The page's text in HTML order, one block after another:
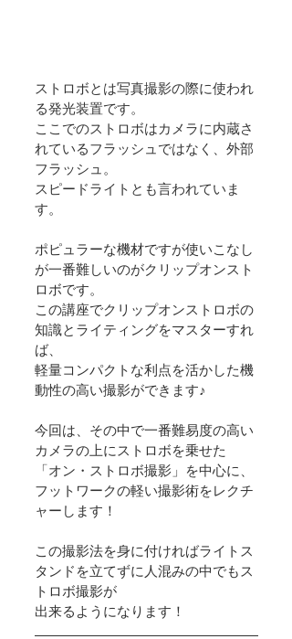
ストロボとは写真撮影の際に使われ
る発光装置です。
ここでのストロボはカメラに内蔵さ
れているフラッシュではなく、外部
フラッシュ。
スピードライトとも言われていま
す。
ポピュラーな機材ですが使いこなし
が一番難しいのがクリップオンスト
ロボです。
この講座でクリップオンストロボの
知識とライティングをマスターすれ
ば、
軽量コンパクトな利点を活かした機
動性の高い撮影ができます♪
今回は、その中で一番難易度の高い
カメラの上にストロボを乗せた
「オン・ストロボ撮影」を中心に、
フットワークの軽い撮影術をレクチ
ャーします！
この撮影法を身に付ければライトス
タンドを立てずに人混みの中でもス
トロボ撮影が
出来るようになります！